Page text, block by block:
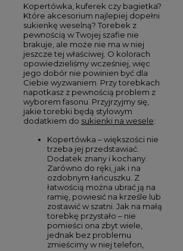
Kopertówka, kuferek czy bagietka?
Które akcesorium najlepiej dopełni
sukienkę weselną? Torebek z
pewnością w Twojej szafie nie
brakuje, ale może nie ma w niej
jeszcze tej właściwej. O kolorach
opowiedzieliśmy wcześniej, więc
jego dobór nie powinien być dla
Ciebie wyzwaniem. Przy torebkach
napotkasz z pewnością problem z
wyborem fasonu. Przyjrzyjmy się,
jakie torebki będą stylowym
dodatkiem do sukienki na wesele:
Kopertówka – większości nie
trzeba jej przedstawiać.
Dodatek znany i kochany.
Zarówno do ręki, jak i na
ozdobnym łańcuszku. Z
łatwością można ubrać ją na
ramię, powiesić na krześle lub
zostawić w szatni. Jak na małą
torebkę przystało – nie
pomieści ona zbyt wiele,
jednak bez problemu
zmieścimy w niej telefon,